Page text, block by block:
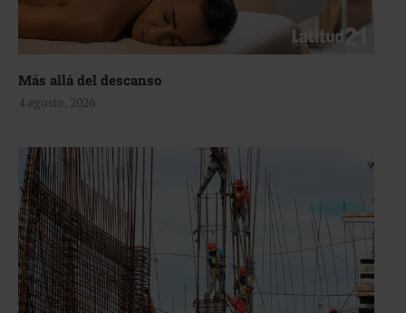
Más allá del descanso
4 agosto, 2026